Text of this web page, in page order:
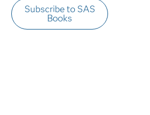
Subscribe to SAS
Books